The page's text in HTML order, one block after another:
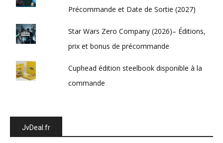
Précommande et Date de Sortie (2027)
Star Wars Zero Company (2026)– Éditions,
prix et bonus de précommande
Cuphead édition steelbook disponible à la
commande
JvDeal.fr